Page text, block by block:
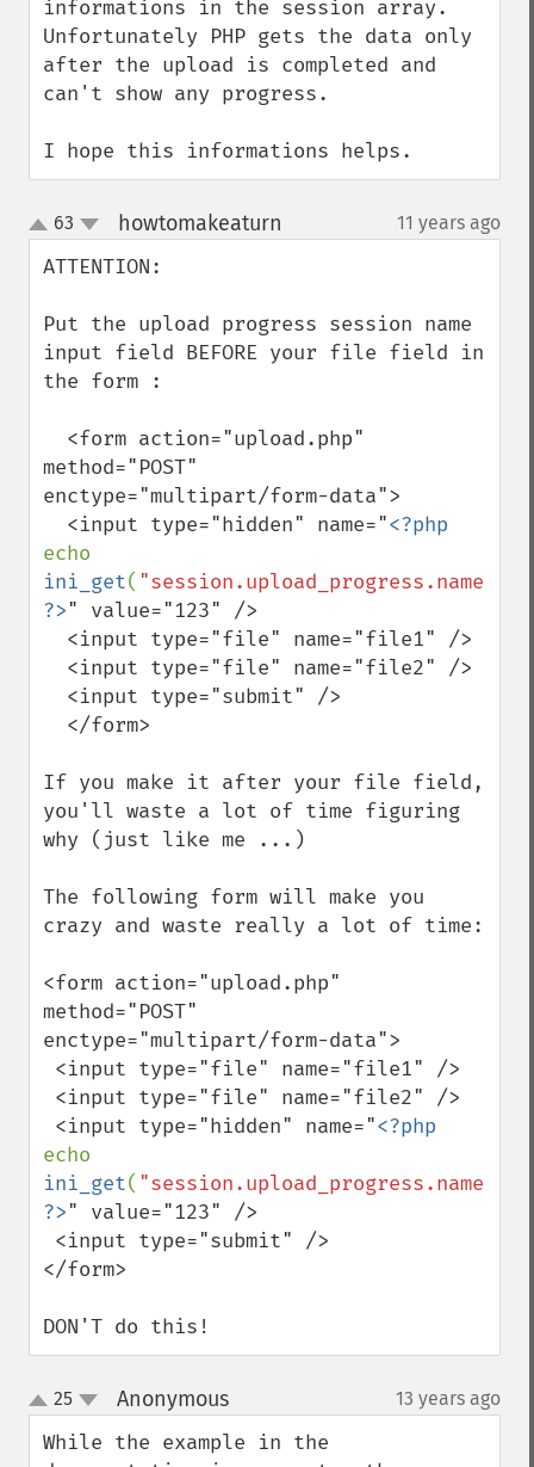
informations in the session array.
Unfortunately PHP gets the data only
after the upload is completed and
can't show any progress.
I hope this informations helps.
up
down
63 howtomakeaturn 11 years ago
ATTENTION:
Put the upload progress session name
input field BEFORE your file field in
the form :
method="POST"
enctype="multipart/form-data">
  <input type="hidden" name="
ini_get( "session.upload_progress.name"
?>" value="123" />
If you make it after your file field,
you'll waste a lot of time figuring
why (just like me ...)
The following form will make you
crazy and waste really a lot of time:
<form action="upload.php"
method="POST"
enctype="multipart/form-data">
<input type="hidden" name="
ini_get( "session.upload_progress.name"
?>" value="123" />
</form>
DON'T do this!
up
down
25 Anonymous¶ 13 years ago
While the example in the